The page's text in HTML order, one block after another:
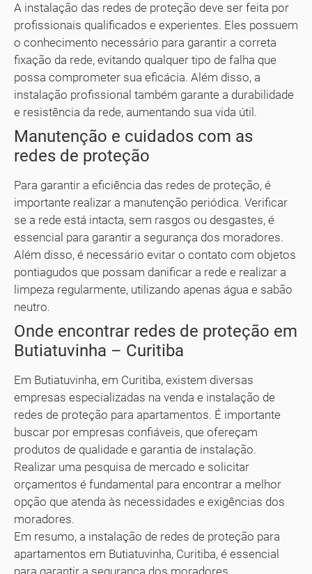
A instalação das redes de proteção deve ser feita por
profissionais qualificados e experientes. Eles possuem
o conhecimento necessário para garantir a correta
fixação da rede, evitando qualquer tipo de falha que
possa comprometer sua eficácia. Além disso, a
instalação profissional também garante a durabilidade
e resistência da rede, aumentando sua vida útil.
Manutenção e cuidados com as
redes de proteção
Para garantir a eficiência das redes de proteção, é
importante realizar a manutenção periódica. Verificar
se a rede está intacta, sem rasgos ou desgastes, é
essencial para garantir a segurança dos moradores.
Além disso, é necessário evitar o contato com objetos
pontiagudos que possam danificar a rede e realizar a
limpeza regularmente, utilizando apenas água e sabão
neutro.
Onde encontrar redes de proteção em
Butiatuvinha – Curitiba
Em Butiatuvinha, em Curitiba, existem diversas
empresas especializadas na venda e instalação de
redes de proteção para apartamentos. É importante
buscar por empresas confiáveis, que ofereçam
produtos de qualidade e garantia de instalação.
Realizar uma pesquisa de mercado e solicitar
orçamentos é fundamental para encontrar a melhor
opção que atenda às necessidades e exigências dos
moradores.
Em resumo, a instalação de redes de proteção para
apartamentos em Butiatuvinha, Curitiba, é essencial